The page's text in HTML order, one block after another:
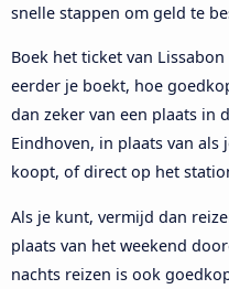
snelle stappen om geld te
Boek het ticket van
eerder je boekt, hoe
dan zeker van een plaats in
Eindhoven, in plaats van
koopt, of direct op het
Als je kunt, vermijd dan
plaats van het weekend
nachts reizen is ook